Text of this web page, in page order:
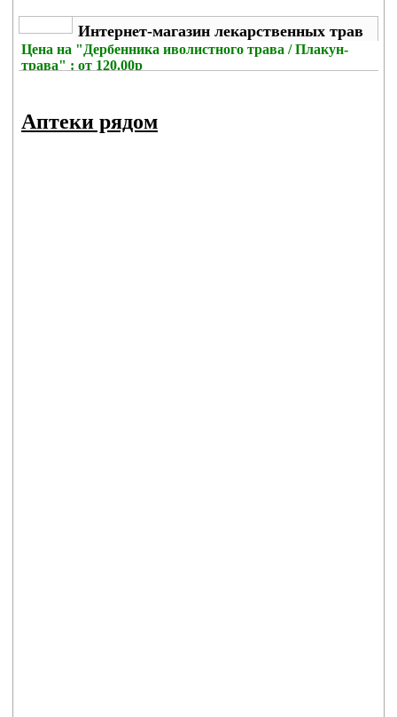
Интернет-магазин лекарственных трав
Цена на "Дербенника иволистного трава / Плакун-
трава" : от 120.00р
Аптеки рядом